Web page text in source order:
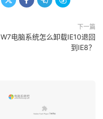
下一篇
W7电脑系统怎么卸载IE10退回
到IE8？